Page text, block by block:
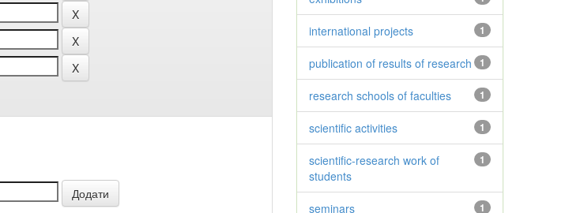
1
international projects
1
publication of results of research
1
research schools of faculties
1
scientific activities
1
scientific-research work of
students
1
seminars